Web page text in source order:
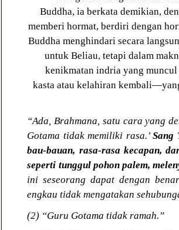
Buddha, ia berkata demikian,
memberi hormat, berdiri dengan
Buddha menghindari secara
untuk Beliau, tetapi dalam
kenikmatan indria yang
kasta atau kelahiran
“Ada, Brahmana, satu cara yang
Gotama tidak memiliki rasa.’Sang
bau-bauan, rasa-rasa kecapan,
seperti tunggul pohon palem,
ini seseorang dapat dengan
engkau tidak mengatakan
(2) “Guru Gotama tidak ramah.”